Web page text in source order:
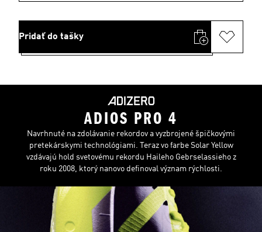
Pridať do tašky
ADIOS PRO 4
Navrhnuté na zdolávanie rekordov a vyzbrojené špičkovými
pretekárskymi technológiami. Teraz vo farbe Solar Yellow
vzdávajú hold svetovému rekordu Haileho Gebrselassieho z
roku 2008, ktorý nanovo definoval význam rýchlosti.